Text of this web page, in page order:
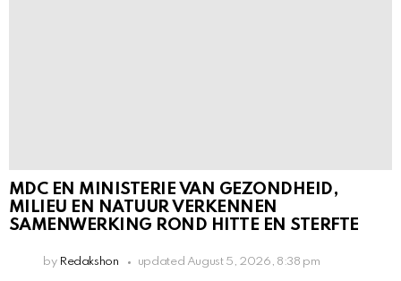
MDC EN MINISTERIE VAN GEZONDHEID,
MILIEU EN NATUUR VERKENNEN
SAMENWERKING ROND HITTE EN STERFTE
by Redakshon updated August 5, 2026, 8:38 pm